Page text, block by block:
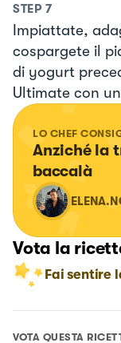
STEP 7
Impiattate,
cospargete il
di yogurt
Ultimate con
LO CHEF
Anziché la
baccalà
Vota la
Fai sentire
VOTA QUESTA